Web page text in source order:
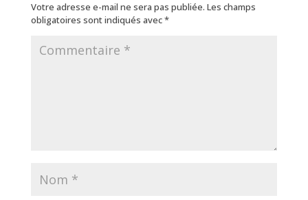
Votre adresse e-mail ne sera pas publiée. Les champs
obligatoires sont indiqués avec*